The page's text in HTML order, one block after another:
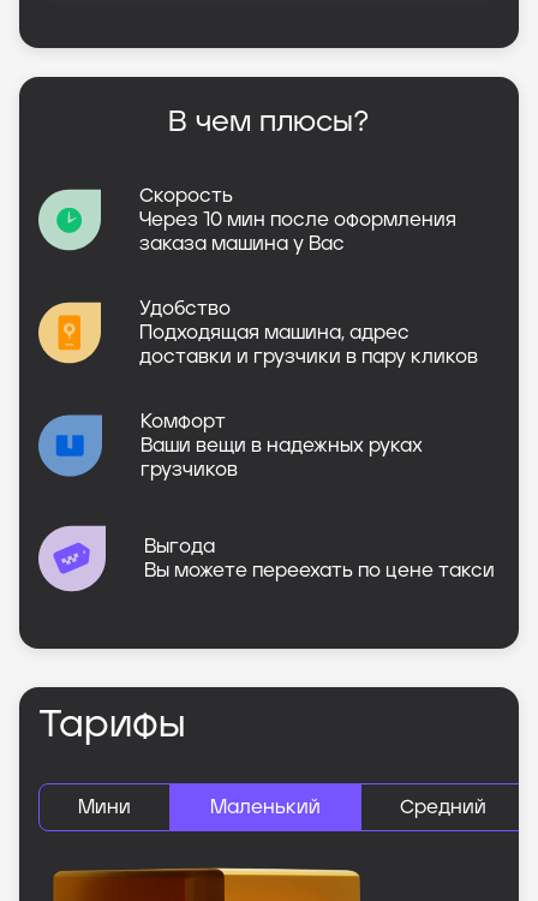
В чем плюсы?
Скорость
Через 10 мин после оформления
заказа машина у Вас
Удобство
Подходящая машина, адрес
доставки и грузчики в пару кликов
Комфорт
Ваши вещи в надежных руках
грузчиков
Выгода
Вы можете переехать по цене такси
Тарифы
Мини Маленький Средний